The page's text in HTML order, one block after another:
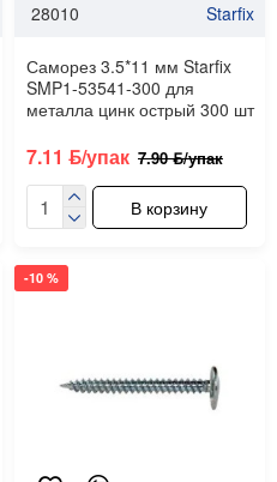
28010 Starfix
Саморез 3.5*11 мм Starfix
SMP1-53541-300 для
металла цинк острый 300 шт
7.11 ƃ/упак 7.90 ƃ/упак
В корзину
-10 %